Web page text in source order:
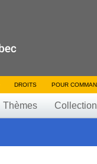
DROITS POUR
Thèmes